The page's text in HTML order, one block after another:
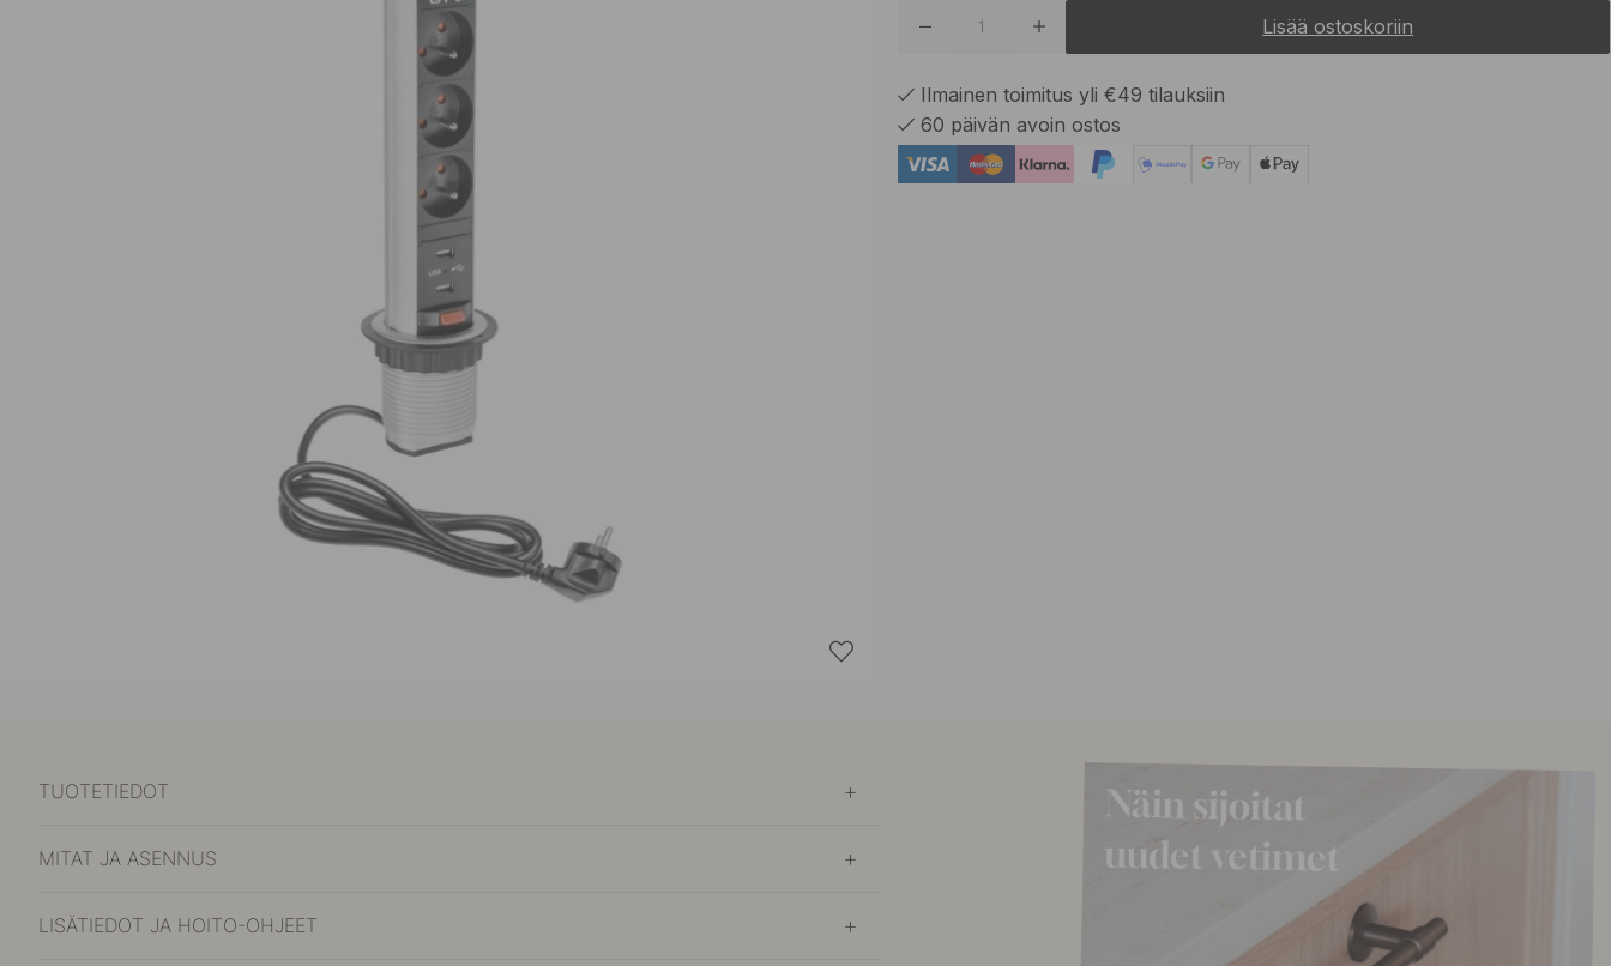
Lisää ostoskoriin
Ilmainen toimitus yli €49 tilauksiin
60 päivän avoin ostos
TUOTETIEDOT
MITAT JA ASENNUS
LISÄTIEDOT JA HOITO-OHJEET